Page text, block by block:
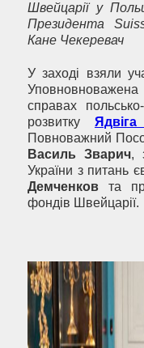
Швейцарії у
Президента
Кане Чекеревач
У заході взяли
справах
розвитку
Повноважний
Василь Зварич,
України з питань
Демченков та
фондів Швейцарії.